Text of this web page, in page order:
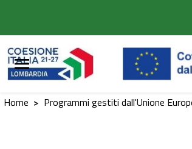
Home > Programmi gestiti dall'Unione